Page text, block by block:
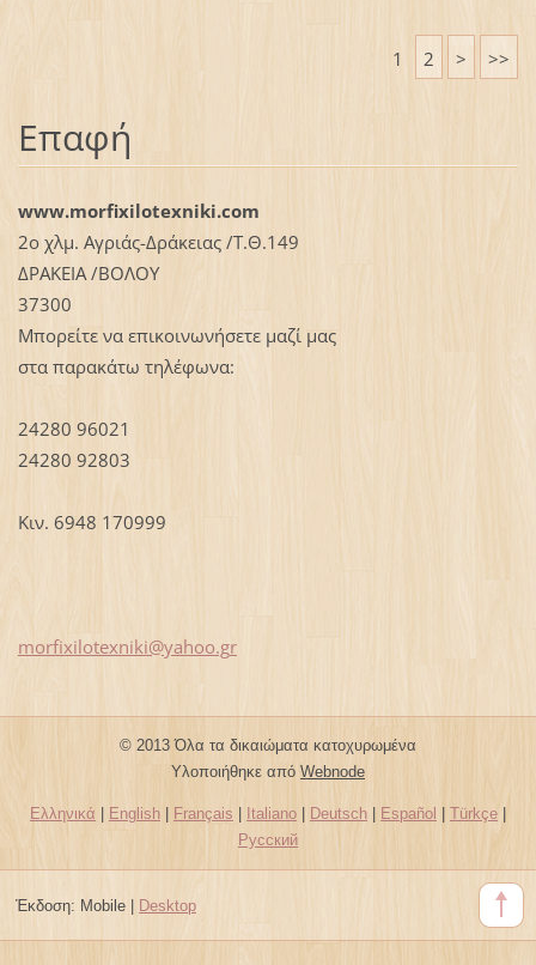
1 2 > >>
Επαφή
www.morfixilotexniki.com
2ο χλμ. Αγριάς-Δράκειας /Τ.Θ.149
ΔΡΑΚΕΙΑ /ΒΟΛΟΥ
37300
Μπορείτε να επικοινωνήσετε μαζί μας
στα παρακάτω τηλέφωνα:
24280 96021
24280 92803
Κιν. 6948 170999
morfixilotexniki@yahoo.gr
© 2013 Όλα τα δικαιώματα κατοχυρωμένα
Υλοποιήθηκε από Webnode
Ελληνικά | English | Français | Italiano | Deutsch | Español | Türkçe |
Русский
Έκδοση: Mobile| Desktop